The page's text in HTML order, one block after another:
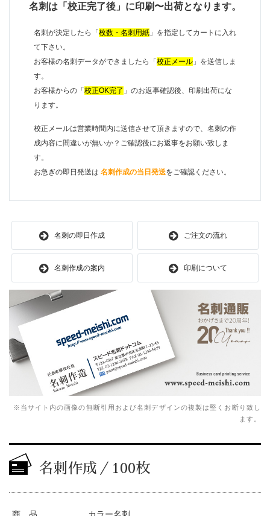
名刺は「校正完了後」に印刷〜出荷となります。
名刺が決定したら「枚数・名刺用紙 」を指定してカートに入れ
て下さい。
お客様の名刺データができましたら「校正メール 」を送信しま
す。
お客様からの「校正OK完了 」のお返事確認後、印刷出荷にな
ります。
校正メールは営業時間内に送信させて頂きますので、名刺の作
成内容に間違いが無いか？ご確認後にお返事をお願い致しま
す。
お急ぎの即日発送は 名刺作成の当日発送をご確認ください。
名刺の即日作成 ご注文の流れ
名刺作成の案内 印刷について
※当サイト内の画像の無断引用および名刺デザインの複製は堅くお断り致し
ます。
名刺作成／100枚